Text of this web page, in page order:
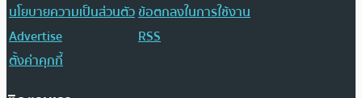
นโยบายความเป็นส่วนตัวข้อตกลงในการใช้งาน
Advertise
RSS
ตั้งค่าคุกกี้